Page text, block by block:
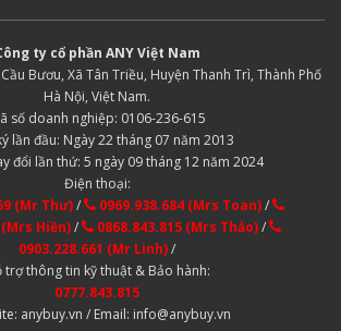
ty cổ phần ANY Việt Nam
Bươu, Xã Tân Triều, Huyện Thanh Trì, Thành Phố
Hà Nội, Việt Nam.
số doanh nghiệp: 0106-236-615
lần đầu: Ngày 22 tháng 07 năm 2013
đổi lần thứ: 5 ngày 09 tháng 12 năm 2024
Điện thoại:
(Mr Thư)/ 0969.938.684 (Mrs Toan)/
(Mrs Hiền)/ 0868.843.815 (Mrs Thảo)/
0903.228.661 (Mr Linh)/
trợ thông tin kỹ thuật & Bảo hành:
0777.843.815
anybuy.vn / Email: info@anybuy.vn